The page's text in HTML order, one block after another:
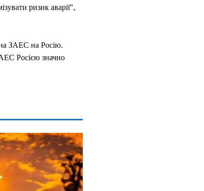
ризик аварії",
на ЗАЕС на Росію.
Росією значно